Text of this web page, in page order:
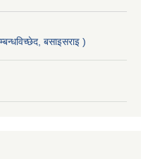
बसाइसराइ )